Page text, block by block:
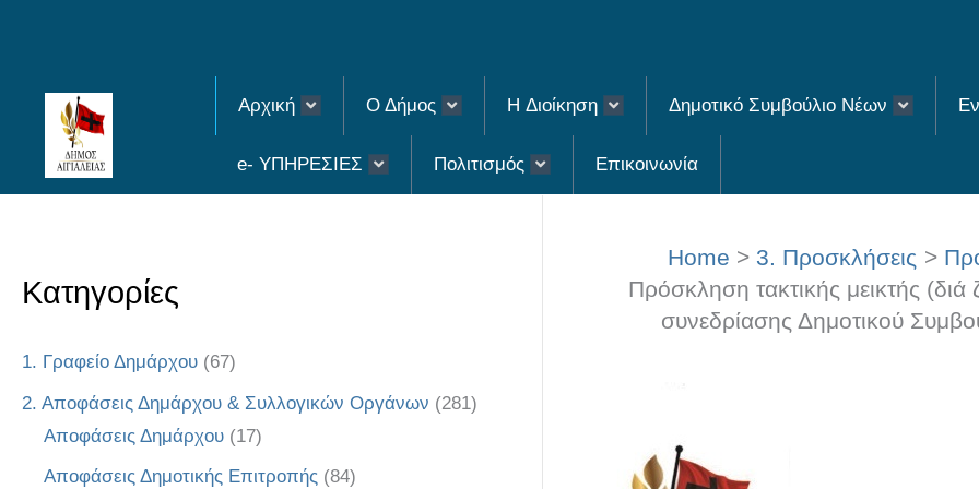
content
Αρχική Ο Δήμος H Διοίκηση Δημοτικό Συμβούλιο Νέων
e- ΥΠΗΡΕΣΙΕΣ Πολιτισμός Επικοινωνία
Κατηγορίες
1. Γραφείο Δημάρχου (67)
2. Αποφάσεις Δημάρχου & Συλλογικών Οργάνων (281)
Αποφάσεις Δημάρχου (17)
Αποφάσεις Δημοτικής Επιτροπής (84)
Home 3. Προσκλήσεις
Πρόσκληση τακτικής μεικτής
συνεδρίασης Δημοτικού